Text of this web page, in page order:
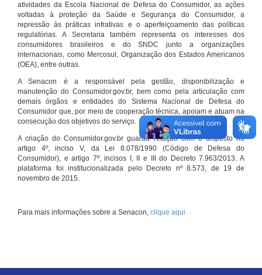
atividades da Escola Nacional de Defesa do Consumidor, as ações
voltadas à proteção da Saúde e Segurança do Consumidor, a
repressão às práticas infrativas e o aperfeiçoamento das políticas
regulatórias. A Secretaria também representa os interesses dos
consumidores brasileiros e do SNDC junto a organizações
internacionais, como Mercosul, Organização dos Estados Americanos
(OEA), entre outras.
A Senacon é a responsável pela gestão, disponibilização e
manutenção do Consumidor.gov.br, bem como pela articulação com
demais órgãos e entidades do Sistema Nacional de Defesa do
Consumidor que, por meio de cooperação técnica, apoiam e atuam na
consecução dos objetivos do serviço.
A criação do Consumidor.gov.br guarda relação com o disposto no
artigo 4º, inciso V, da Lei 8.078/1990 (Código de Defesa do
Consumidor), e artigo 7º, incisos I, II e III do Decreto 7.963/2013. A
plataforma foi institucionalizada pelo Decreto nº 8.573, de 19 de
novembro de 2015.
Para mais informações sobre a Senacon, clique aqui